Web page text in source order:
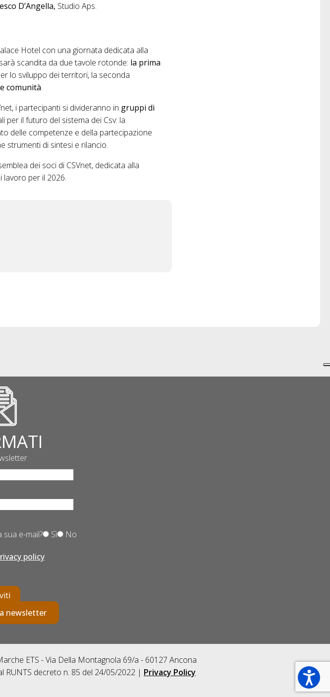
D’Angella, Studio Aps.
Hotel con una giornata dedicata alla
scandita da due tavole rotonde: la prima
lo sviluppo dei territori, la seconda
comunità.
i partecipanti si divideranno in gruppi di
il futuro del sistema dei Csv: la
delle competenze e della partecipazione
strumenti di sintesi e rilancio.
dei soci di CSVnet, dedicata alla
lavoro per il 2026.
sua e-mail? Sì No
policy
newsletter
ETS - Via Della Montagnola 69/a - 60127 Ancona
RUNTS decreto n. 85 del 24/05/2022 | Privacy Policy